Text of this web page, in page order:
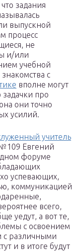
задания
выпускной
процесс
не
и/или
учебной
с
вполне могут
задачки про
они точно
усилий.
учитель
Евгений
форуме
успевающих,
коммуникацией
всего,
уедут, а вот те,
с освоением
с различными
и в итоге будут